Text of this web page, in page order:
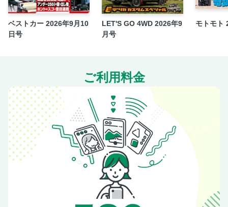
ベストカー 2026年9月10
日号
LET'S GO 4WD 2026年9
月号
モトモト
ご利用料金